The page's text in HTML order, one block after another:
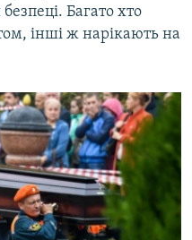
Багато хто
інші ж нарікають на